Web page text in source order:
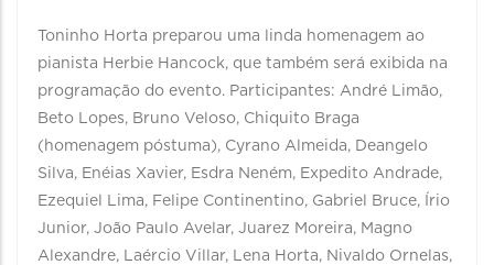
Toninho Horta preparou uma linda homenagem ao
pianista Herbie Hancock, que também será exibida na
programação do evento. Participantes: André Limão,
Beto Lopes, Bruno Veloso, Chiquito Braga
(homenagem póstuma), Cyrano Almeida, Deangelo
Silva, Enéias Xavier, Esdra Neném, Expedito Andrade,
Ezequiel Lima, Felipe Continentino, Gabriel Bruce, Írio
Junior, João Paulo Avelar, Juarez Moreira, Magno
Alexandre, Laércio Villar, Lena Horta, Nivaldo Ornelas,